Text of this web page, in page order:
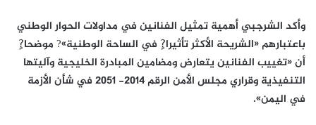
وأكد الشرجبي أهمية تمثيل الفنانين في مداولات الحوار الوطني
باعتبارهم «الشريحة الأكثر تأثيرا?ٍ في الساحة الوطنية»? موضحا?ٍ
أن «تغييب الفنانين يتعارض ومضامين المبادرة الخليجية وآليتها
التنفيذية وقراري مجلس الأمن الرقم 2014- 2051 في شأن الأزمة
في اليمن».